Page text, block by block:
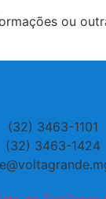
ou
(32) 3463-1101
(32) 3463-1424